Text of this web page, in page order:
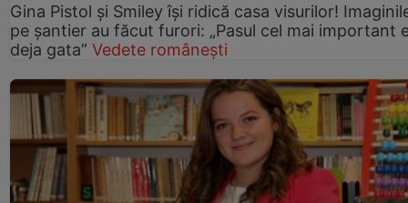
Gina Pistol și Smiley își ridică casa visurilor!
pe șantier au făcut furori: „Pasul cel mai important
deja gata” Vedete românești